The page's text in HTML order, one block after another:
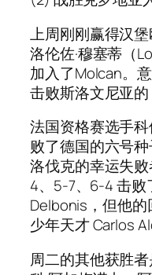
上周刚刚赢得汉
洛伦佐·穆塞蒂（
加入了Molcan。
击败斯洛文尼亚的
法国资格赛选手
败了德国的六号
洛伐克的幸运失
4、5-7、6-4 击败
Delbonis，但他
少年天才 Carlos
周二的其他获胜